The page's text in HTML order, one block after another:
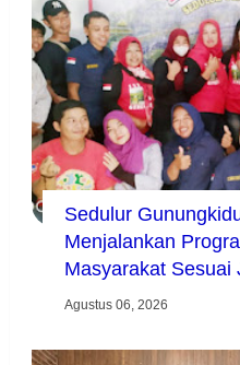
Sedulur
Menjalankan
Masyarakat Sesuai
Agustus 06, 2026